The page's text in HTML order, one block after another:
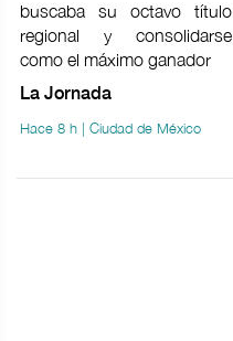
buscaba su octavo título
regional y consolidarse
como el máximo ganador
La Jornada
Hace 8 h | Ciudad de México